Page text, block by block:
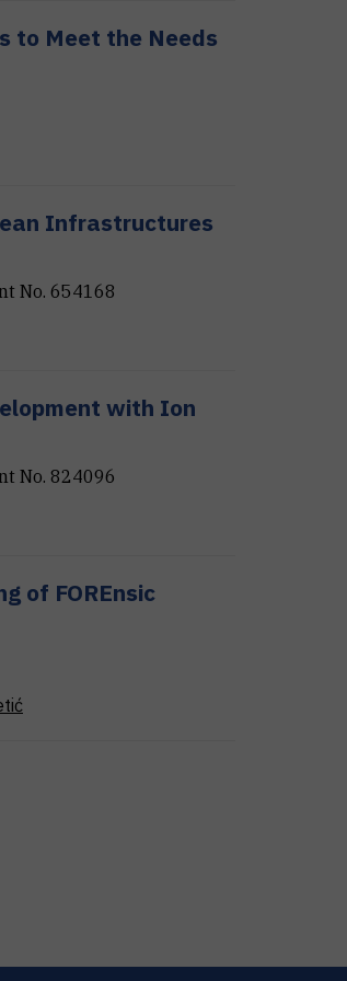
to Meet the Needs
Infrastructures
No. 654168
with Ion
No. 824096
of FOREnsic